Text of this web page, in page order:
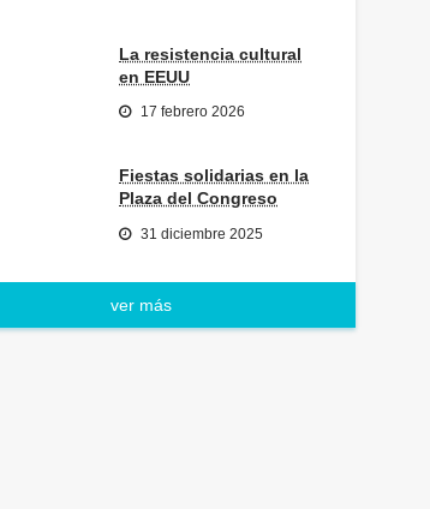
La resistencia cultural
en EEUU
17 febrero 2026
Fiestas solidarias en la
Plaza del Congreso
31 diciembre 2025
ver más